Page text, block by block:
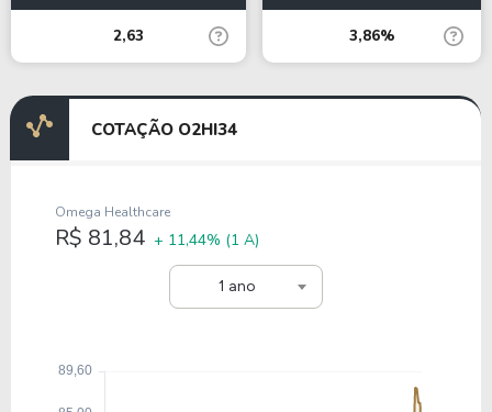
2,63 3,86%
COTAÇÃO O2HI34
1 ano
Omega Healthcare
R$ 81,84 + 11,44% (1 A)